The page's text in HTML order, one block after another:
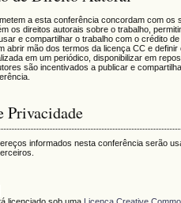
a esta conferência concordam com os
os direitos autorais sobre o trabalho,
e compartilhar o trabalho com o crédito
abrir mão dos termos da licença CC e
em um periódico, disponibilizar em
são incentivados a publicar e
Privacidade
informados nesta conferência serão